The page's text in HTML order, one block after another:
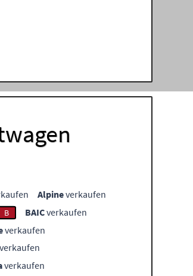
Alpineverkaufen
B BAICverkaufen
verkaufen
verkaufen
verkaufen